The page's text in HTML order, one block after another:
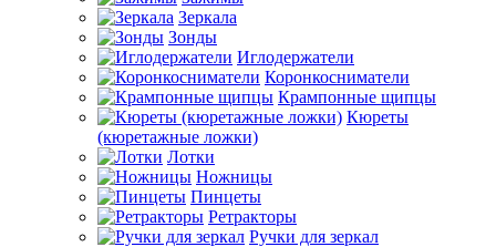
Зеркала
Зонды
Иглодержатели
Коронкосниматели
Крампонные щипцы
Кюреты
(кюретажные ложки)
Лотки
Ножницы
Пинцеты
Ретракторы
Ручки для зеркал